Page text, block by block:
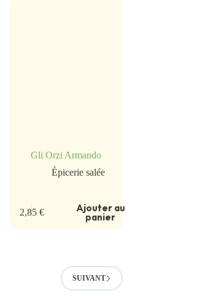
Gli Orzi Armando
Épicerie salée
2,85 € Ajouter au
panier
SUIVANT